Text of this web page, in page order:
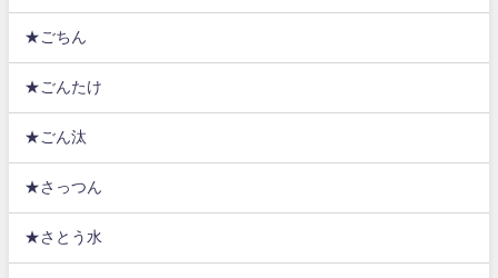
★ごちん
★ごんたけ
★ごん汰
★さっつん
★さとう水